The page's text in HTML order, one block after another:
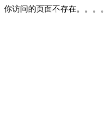
你访问的页面不存在。。。。